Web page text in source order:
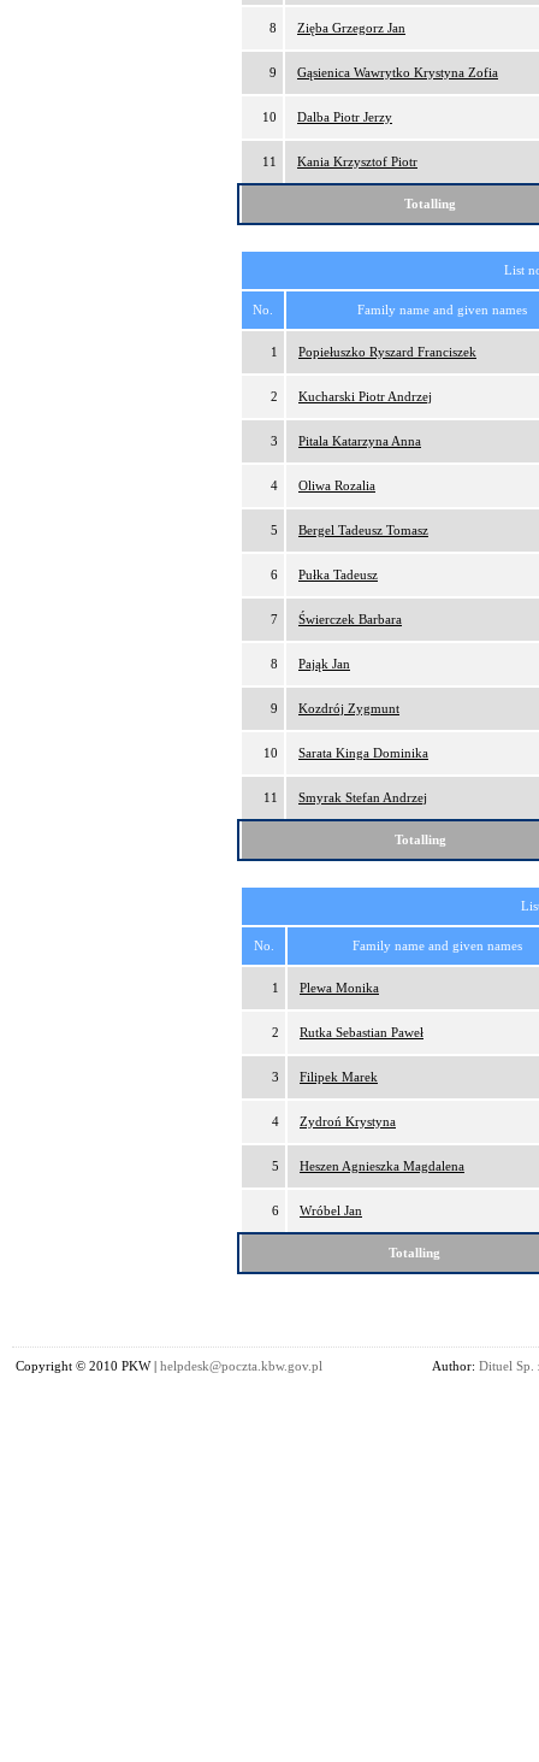
8 Zięba Grzegorz Jan
9 Gąsienica Wawrytko Krystyna Zofia
10 Dalba Piotr Jerzy
11 Kania Krzysztof Piotr
Totalling
List
No. Family name and given names
1 Popiełuszko Ryszard Franciszek
2 Kucharski Piotr Andrzej
3 Pitala Katarzyna Anna
4 Oliwa Rozalia
5 Bergel Tadeusz Tomasz
6 Pułka Tadeusz
7 Świerczek Barbara
8 Pająk Jan
9 Kozdrój Zygmunt
10 Sarata Kinga Dominika
11 Smyrak Stefan Andrzej
Totalling
No. Family name and given names
1 Plewa Monika
2 Rutka Sebastian Paweł
3 Filipek Marek
4 Zydroń Krystyna
5 Heszen Agnieszka Magdalena
6 Wróbel Jan
Totalling
Copyright © 2010 PKW | helpdesk@poczta.kbw.gov.pl Author: Dituel Sp.